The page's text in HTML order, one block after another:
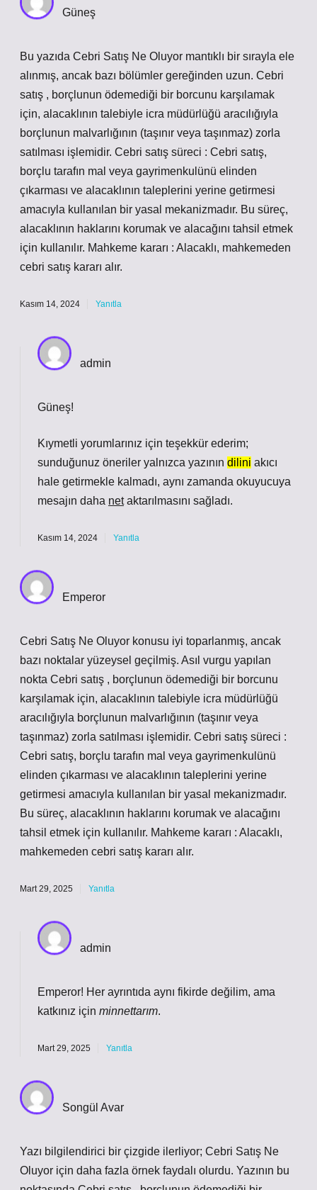
Güneş
Bu yazıda Cebri Satış Ne Oluyor mantıklı bir sırayla ele
alınmış, ancak bazı bölümler gereğinden uzun. Cebri
satış , borçlunun ödemediği bir borcunu karşılamak
için, alacaklının talebiyle icra müdürlüğü aracılığıyla
borçlunun malvarlığının (taşınır veya taşınmaz) zorla
satılması işlemidir. Cebri satış süreci : Cebri satış,
borçlu tarafın mal veya gayrimenkulünü elinden
çıkarması ve alacaklının taleplerini yerine getirmesi
amacıyla kullanılan bir yasal mekanizmadır. Bu süreç,
alacaklının haklarını korumak ve alacağını tahsil etmek
için kullanılır. Mahkeme kararı : Alacaklı, mahkemeden
cebri satış kararı alır.
Kasım 14, 2024 Yanıtla
admin
Güneş!
Kıymetli yorumlarınız için teşekkür ederim;
sunduğunuz öneriler yalnızca yazının dilini akıcı
hale getirmekle kalmadı, aynı zamanda okuyucuya
mesajın daha netaktarılmasını sağladı.
Kasım 14, 2024 Yanıtla
Emperor
Cebri Satış Ne Oluyor konusu iyi toparlanmış, ancak
bazı noktalar yüzeysel geçilmiş. Asıl vurgu yapılan
nokta Cebri satış , borçlunun ödemediği bir borcunu
karşılamak için, alacaklının talebiyle icra müdürlüğü
aracılığıyla borçlunun malvarlığının (taşınır veya
taşınmaz) zorla satılması işlemidir. Cebri satış süreci :
Cebri satış, borçlu tarafın mal veya gayrimenkulünü
elinden çıkarması ve alacaklının taleplerini yerine
getirmesi amacıyla kullanılan bir yasal mekanizmadır.
Bu süreç, alacaklının haklarını korumak ve alacağını
tahsil etmek için kullanılır. Mahkeme kararı : Alacaklı,
mahkemeden cebri satış kararı alır.
Mart 29, 2025 Yanıtla
admin
Emperor! Her ayrıntıda aynı fikirde değilim, ama
katkınız için minnettarım.
Mart 29, 2025 Yanıtla
Songül Avar
Yazı bilgilendirici bir çizgide ilerliyor; Cebri Satış Ne
Oluyor için daha fazla örnek faydalı olurdu. Yazının bu